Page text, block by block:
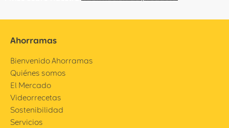
Ahorramas
Bienvenido Ahorramas
Quiénes somos
El Mercado
Videorrecetas
Sostenibilidad
Servicios